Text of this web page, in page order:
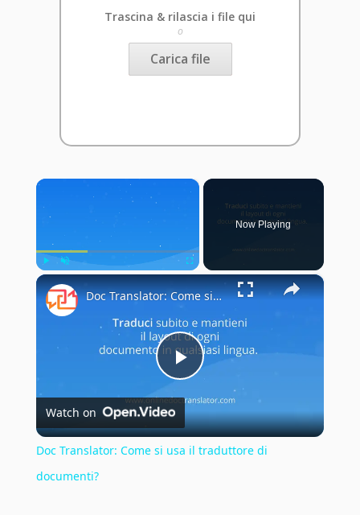
Trascina & rilascia i file qui
o
Carica file
×
Play Unmute Fullscreen
Now Playing
×
Play
Video
Doc Translator: Come si usa il traduttore di documenti?
Watch on
Doc Translator: Come si usa il traduttore di
documenti?